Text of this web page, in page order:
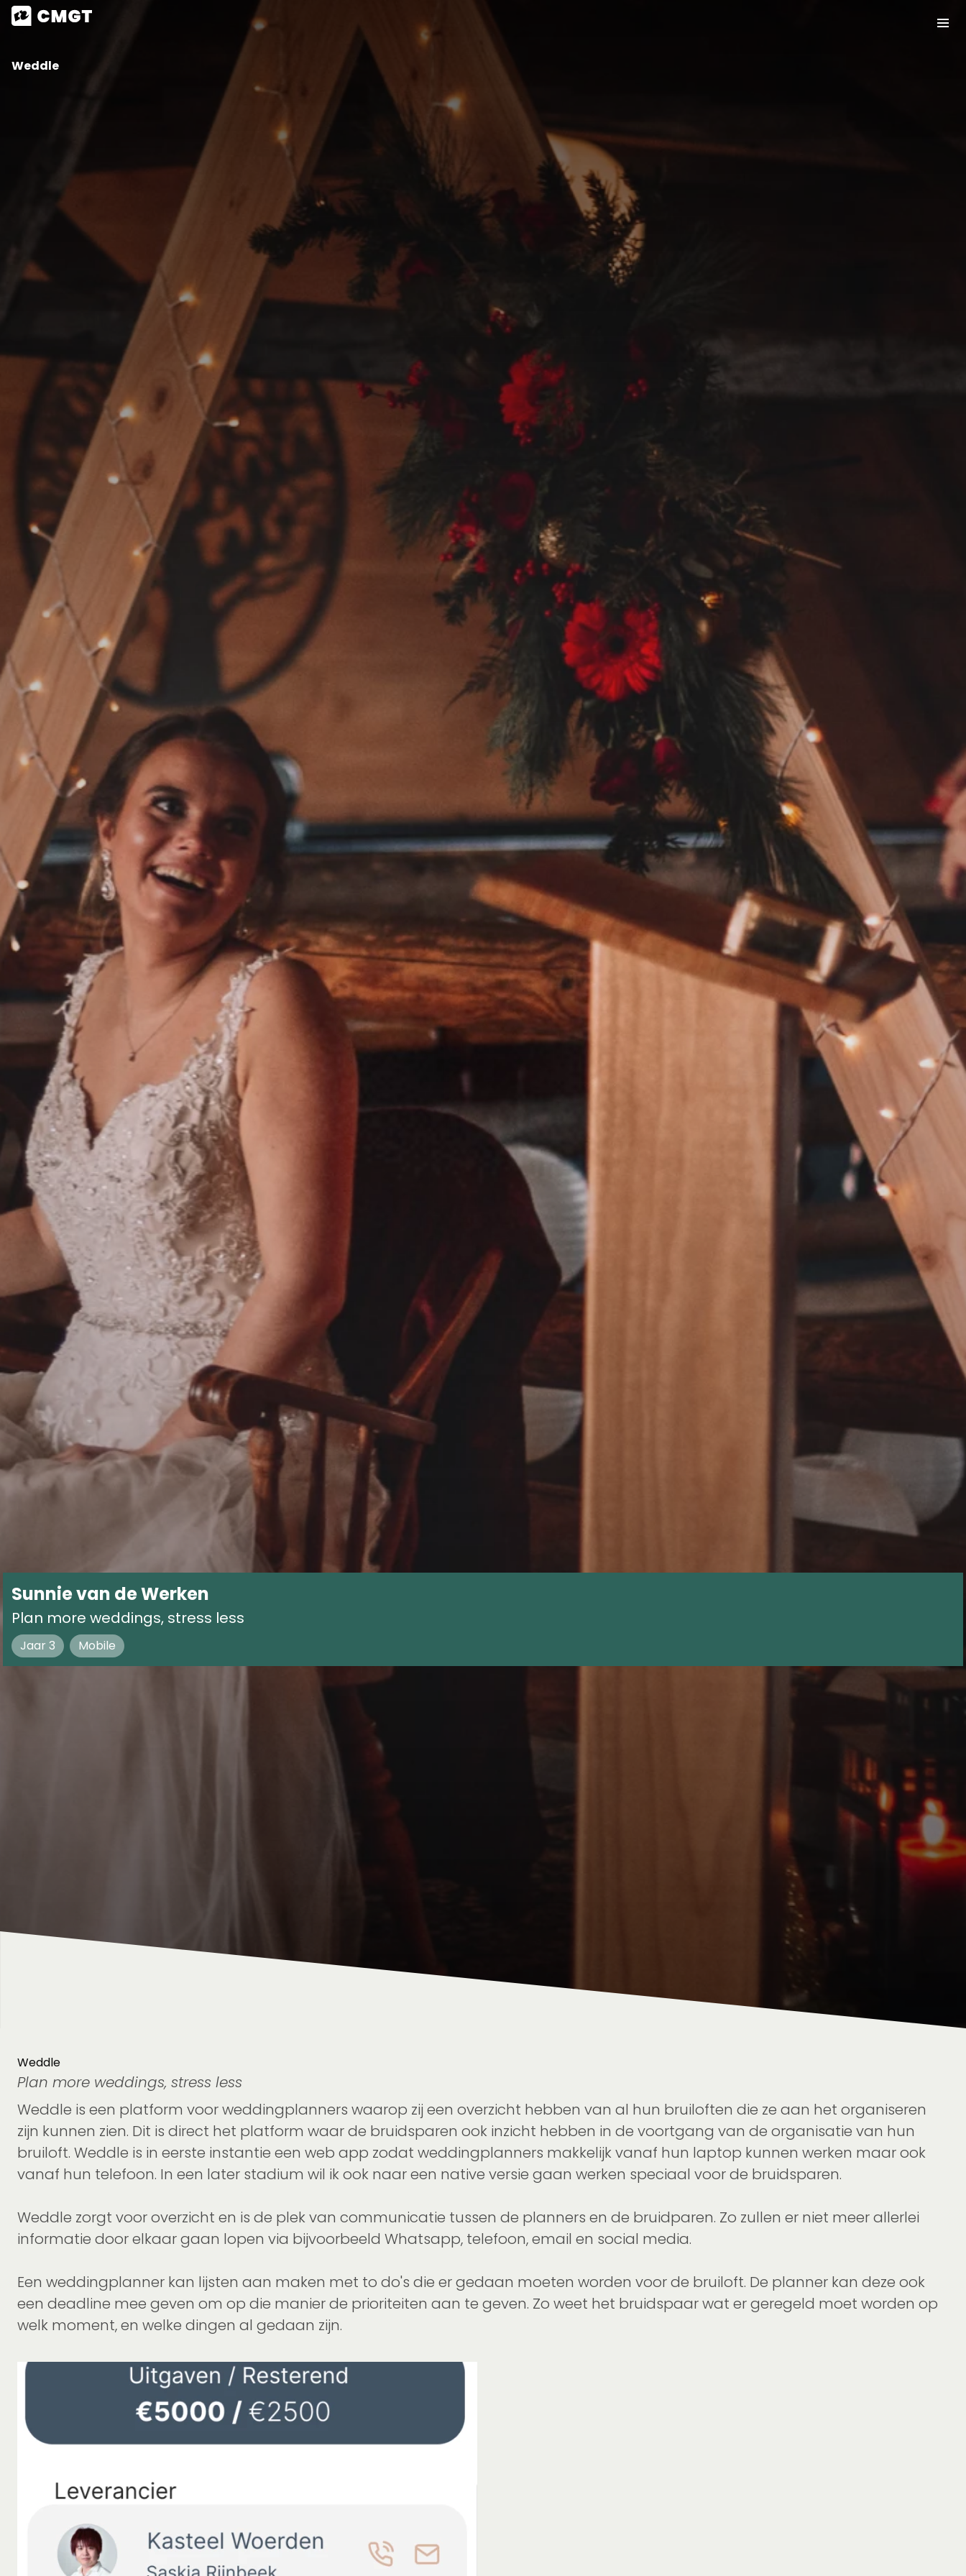
Weddle
Sunnie van de Werken
Plan more weddings, stress less
Jaar 3 Mobile
Weddle
Plan more weddings, stress less
Weddle is een platform voor weddingplanners waarop zij een overzicht hebben van al hun bruiloften die ze aan het organiseren
zijn kunnen zien. Dit is direct het platform waar de bruidsparen ook inzicht hebben in de voortgang van de organisatie van hun
bruiloft. Weddle is in eerste instantie een web app zodat weddingplanners makkelijk vanaf hun laptop kunnen werken maar ook
vanaf hun telefoon. In een later stadium wil ik ook naar een native versie gaan werken speciaal voor de bruidsparen.
Weddle zorgt voor overzicht en is de plek van communicatie tussen de planners en de bruidparen. Zo zullen er niet meer allerlei
informatie door elkaar gaan lopen via bijvoorbeeld Whatsapp, telefoon, email en social media.
Een weddingplanner kan lijsten aan maken met to do's die er gedaan moeten worden voor de bruiloft. De planner kan deze ook
een deadline mee geven om op die manier de prioriteiten aan te geven. Zo weet het bruidspaar wat er geregeld moet worden op
welk moment, en welke dingen al gedaan zijn.